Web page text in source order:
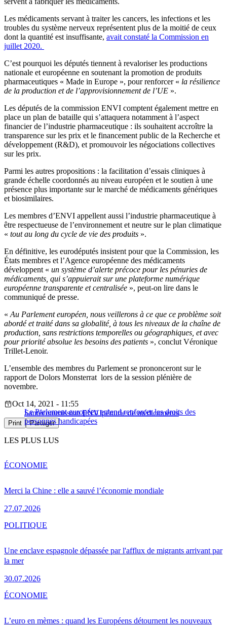
Les médicaments servant à traiter les cancers, les infections et les
troubles du système nerveux représentent plus de la moitié de ceux
dont la quantité est insuffisante, avait constaté la Commission en
juillet 2020.
C’est pourquoi les députés tiennent à revaloriser les productions
nationale et européenne en soutenant la promotion de produits
pharmaceutiques « Made in Europe », pour renforcer « la résilience
de la production et de l’approvisionnement de l’UE ».
Les députés de la commission ENVI comptent également mettre en
place un plan de bataille qui s’attaquera notamment à l’aspect
financier de l’industrie pharmaceutique : ils souhaitent accroître la
transparence sur les prix et le financement public de la Recherche et
développement (R&D), et promouvoir les négociations collectives
sur les prix.
Parmi les autres propositions : la facilitation d’essais cliniques à
grande échelle coordonnés au niveau européen et le soutien à une
présence plus importante sur le marché de médicaments génériques
et biosimilaires.
Les membres d’ENVI appellent aussi l’industrie pharmaceutique à
être respectueuse de l’environnement et neutre sur le plan climatique
« tout au long du cycle de vie des produits ».
En définitive, les eurodéputés insistent pour que la Commission, les
États membres et l’Agence européenne des médicaments
développent « un système d’alerte précoce pour les pénuries de
médicaments, qui s’appuierait sur une plateforme numérique
européenne transparente et centralisée », peut-on lire dans le
communiqué de presse.
« Au Parlement européen, nous veillerons à ce que ce problème soit
abordé et traité dans sa globalité, à tous les niveaux de la chaîne de
production, sans restrictions temporelles ou géographiques, et avec
pour priorité absolue les besoins des patients », conclut Véronique
Trillet-Lenoir.
L’ensemble des membres du Parlement se prononceront sur le
rapport de Dolors Monsterrat lors de la session plénière de
novembre.
Le Parlement européen entend renforcer les droits des
personnes handicapées
Oct 14, 2021 - 11:55
Santécommission ENVIpénurie de médicaments
Print Partager
LES PLUS LUS
Merci la Chine : elle a sauvé l’économie mondiale
27.07.2026
ÉCONOMIE
Une enclave espagnole dépassée par l'afflux de migrants arrivant par
la mer
30.07.2026
POLITIQUE
L’euro en mèmes : quand les Européens détournent les nouveaux
ÉCONOMIE